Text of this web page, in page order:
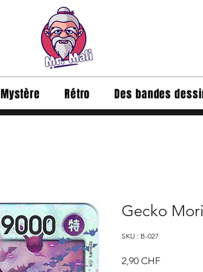
Mystère Rétro Des bandes
Gecko
SKU : B-027
2,90 CHFPrix